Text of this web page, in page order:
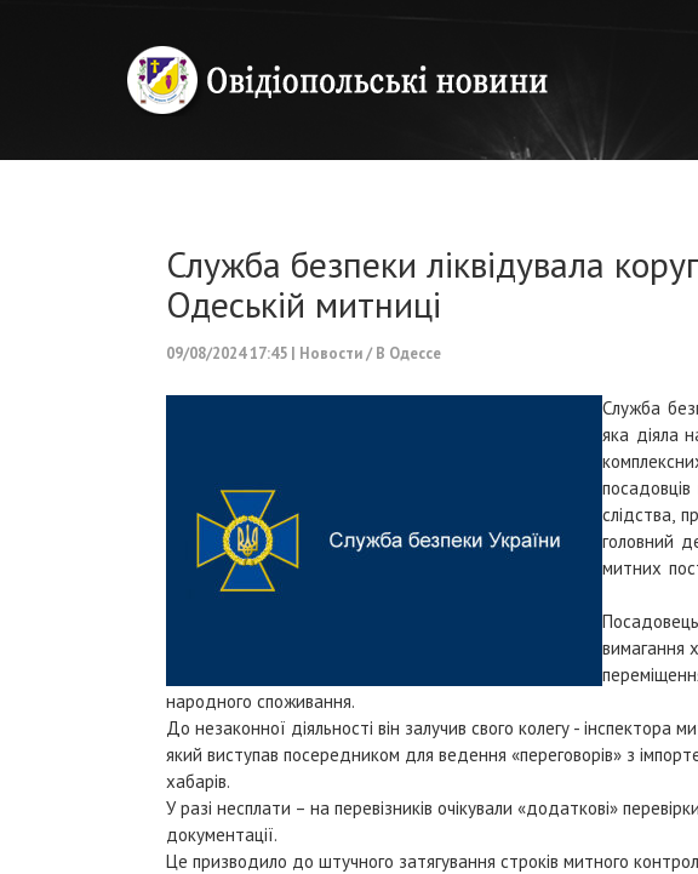
Служба безпеки ліквідувала
Одеській митниці
09/08/2024 17:45 | Новости/В Одессе
Служба
яка діяла
посадовців
слідства,
головний
митних
вимагання
народного споживання.
До незаконної діяльності він залучив свого колегу - інспектора
який виступав посередником для ведення «переговорів» з
хабарів.
У разі несплати – на перевізників очікували «додаткові»
документації.
Це призводило до штучного затягування строків митного